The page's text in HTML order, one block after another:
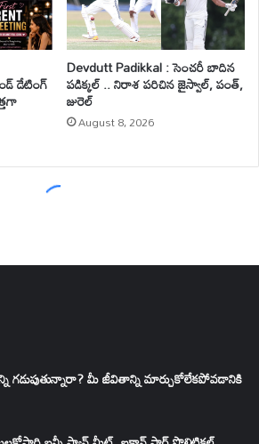
గడుపుతున్నారా? మీ జీవితాన్ని మార్చుకోలేకపోవడానికి